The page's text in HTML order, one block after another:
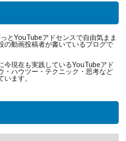
とYouTubeアドセンスで自由気まま
の動画投稿者が書いているブログで
今現在も実践しているYouTubeアド
・ハウツー・テクニック・思考など
ます。